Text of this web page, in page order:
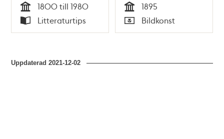
Tid
1800 till 1980
Typ
Litteraturtips Tid
1895
Typ
Bildkonst
Uppdaterad2021-12-02